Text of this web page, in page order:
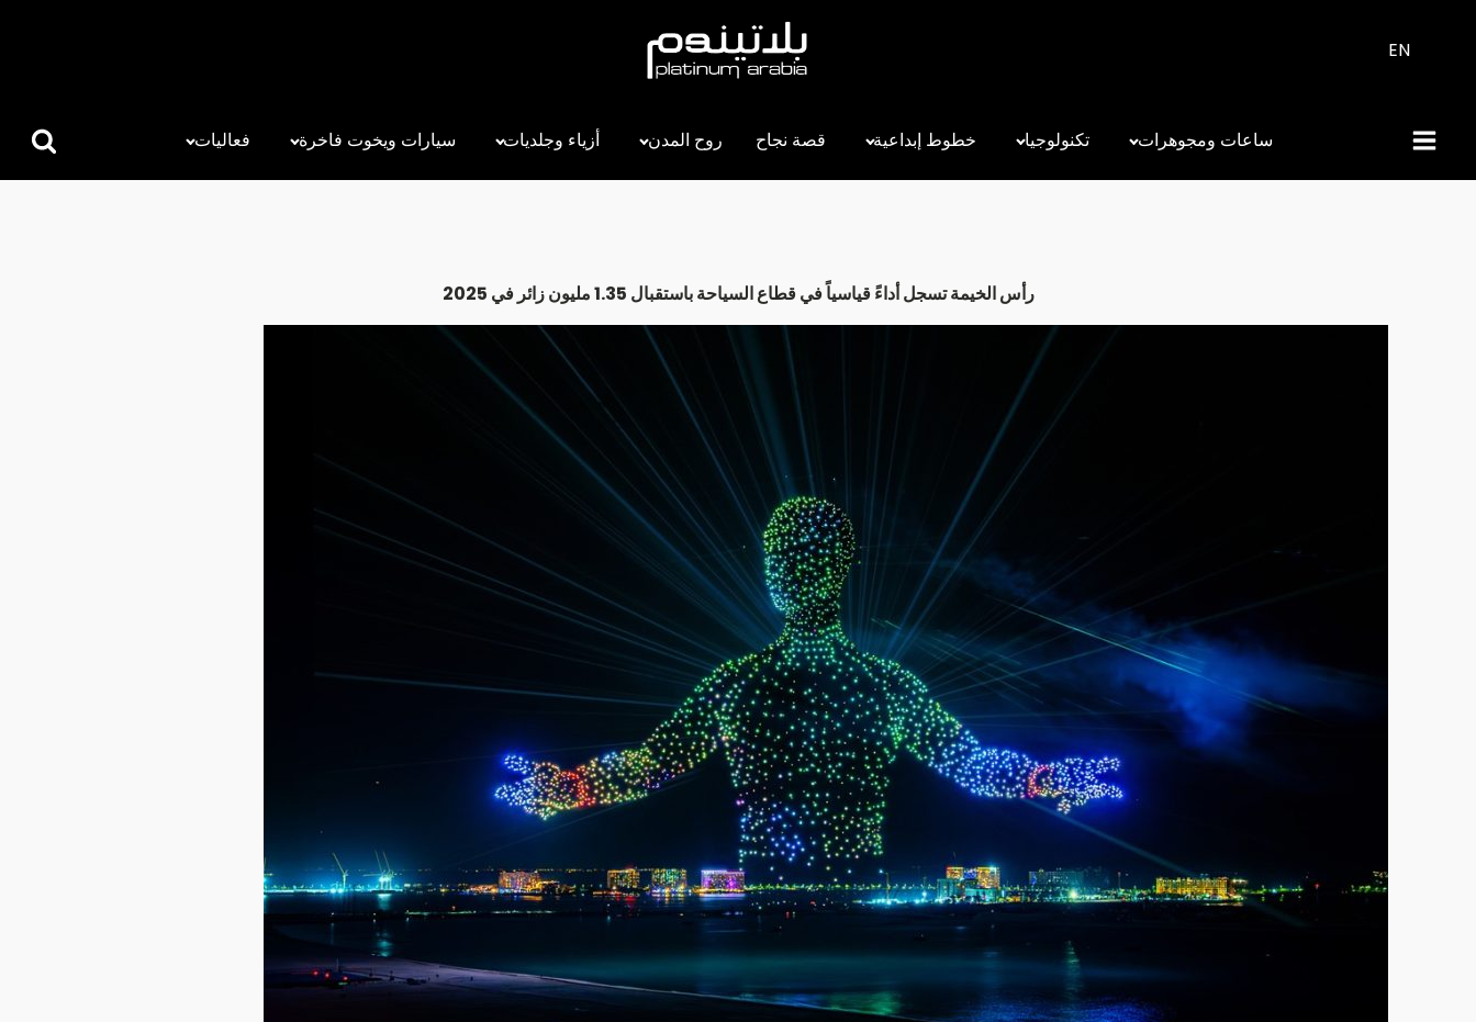
EN
ساعات ومجوهرات تكنولوجيا خطوط إبداعية قصة نجاح روح المدن أزياء وجلديات سيارات ويخوت فاخرة فعاليات
البحث
عن:
رأس الخيمة تسجل أداءً قياسياً في قطاع السياحة باستقبال 1.35 مليون زائر في 2025